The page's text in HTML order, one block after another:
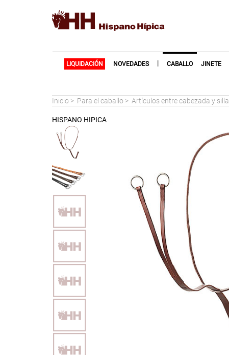
LIQUIDACIÓN NOVEDADES | CABALLO JINETE
Inicio > Para el caballo > Artículos entre cabezada y silla
HISPANO HIPICA